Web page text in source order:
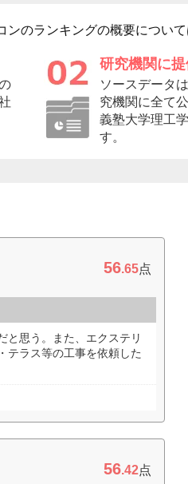
ンのランキングの概要について
研究機関に
ソースデータは
究機関に全て
義塾大学理工
す。
56.65点
と思う。また、エクステリ
テラス等の工事を依頼した
56.42点